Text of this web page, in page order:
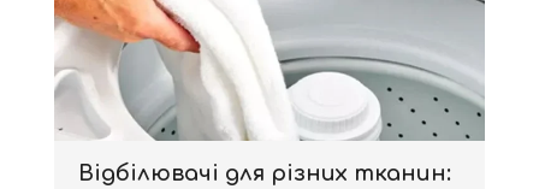
Відбілювачі для різних тканин: